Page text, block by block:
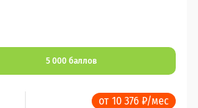
5 000 баллов
от 10 376 ₽/мес